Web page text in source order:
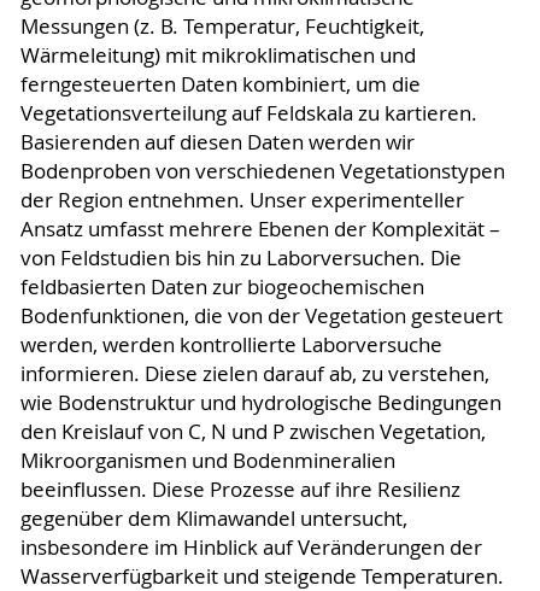
Messungen (z. B. Temperatur, Feuchtigkeit,
Wärmeleitung) mit mikroklimatischen und
ferngesteuerten Daten kombiniert, um die
Vegetationsverteilung auf Feldskala zu kartieren.
Basierenden auf diesen Daten werden wir
Bodenproben von verschiedenen Vegetationstypen
der Region entnehmen. Unser experimenteller
Ansatz umfasst mehrere Ebenen der Komplexität –
von Feldstudien bis hin zu Laborversuchen. Die
feldbasierten Daten zur biogeochemischen
Bodenfunktionen, die von der Vegetation gesteuert
werden, werden kontrollierte Laborversuche
informieren. Diese zielen darauf ab, zu verstehen,
wie Bodenstruktur und hydrologische Bedingungen
den Kreislauf von C, N und P zwischen Vegetation,
Mikroorganismen und Bodenmineralien
beeinflussen. Diese Prozesse auf ihre Resilienz
gegenüber dem Klimawandel untersucht,
insbesondere im Hinblick auf Veränderungen der
Wasserverfügbarkeit und steigende Temperaturen.